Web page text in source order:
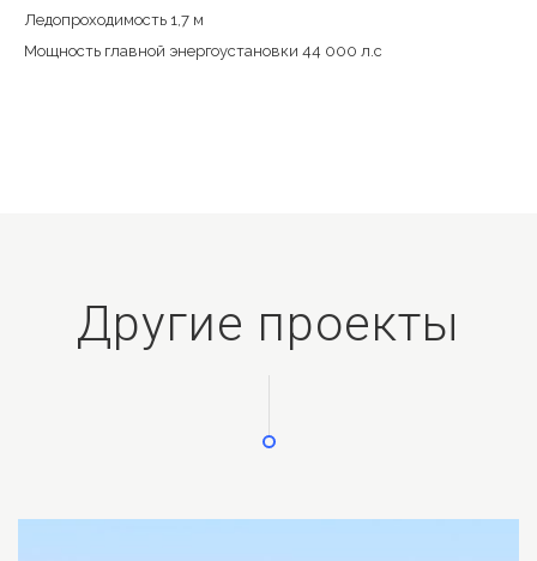
Ледопроходимость 1,7 м
Мощность главной энергоустановки 44 000 л.с
Другие проекты